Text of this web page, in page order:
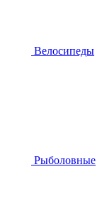
Велосипеды
Рыболовные